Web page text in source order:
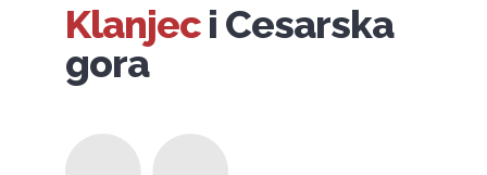
Klanjeci Cesarska
gora